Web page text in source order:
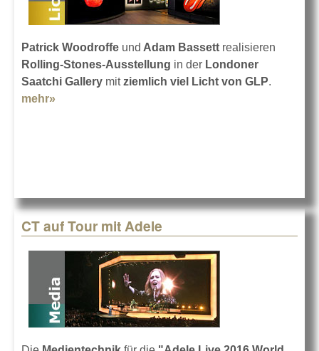
Patrick Woodroffe und Adam Bassett realisieren
Rolling-Stones-Ausstellung in der Londoner
Saatchi Gallery mitziemlich viel Licht von GLP.
mehr»
CT auf Tour mit Adele